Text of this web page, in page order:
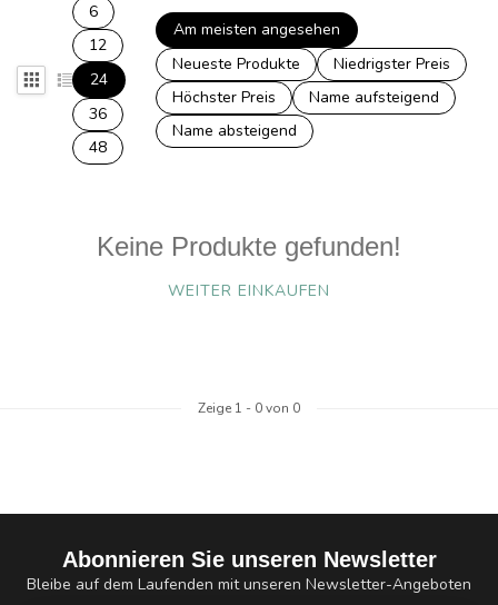
6
12
24
36
48
Am meisten angesehen
Neueste Produkte
Niedrigster Preis
Höchster Preis
Name aufsteigend
Name absteigend
Keine Produkte gefunden!
WEITER EINKAUFEN
Zeige 1 - 0von 0
Abonnieren Sie unseren Newsletter
Bleibe auf dem Laufenden mit unseren Newsletter-Angeboten